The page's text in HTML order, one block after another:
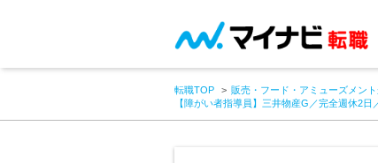
転職TOP 販売・フード・アミューズメン
【障がい者指導員】三井物産G／完全週休2